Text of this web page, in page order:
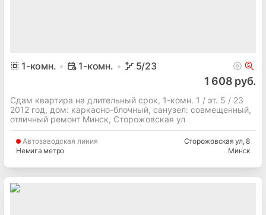
1-комн. 1-комн. 5/23
1 608 руб.
Сдам квартира на длительный срок, 1-комн. 1 / эт. 5 / 23
2012 год, дом: каркасно-блочный, cанузел: совмещенный,
отличный ремонт Минск, Сторожовская ул
Автозаводская линия
Немига метро
Сторожовская ул, 8
Минск